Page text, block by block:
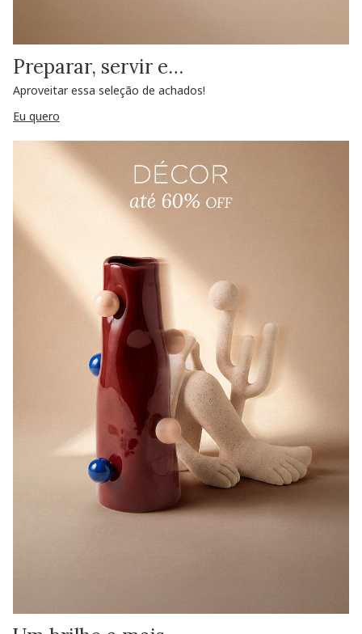
Preparar, servir e…
Aproveitar essa seleção de achados!
Eu quero